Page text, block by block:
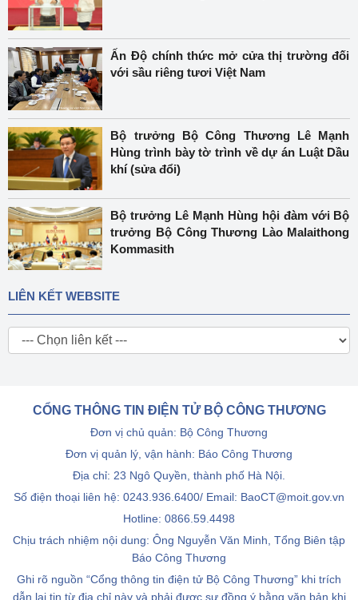
Ấn Độ chính thức mở cửa thị trường đối
với sầu riêng tươi Việt Nam
Bộ trưởng Bộ Công Thương Lê Mạnh
Hùng trình bày tờ trình về dự án Luật Dầu
khí (sửa đổi)
Bộ trưởng Lê Mạnh Hùng hội đàm với Bộ
trưởng Bộ Công Thương Lào Malaithong
Kommasith
LIÊN KẾT WEBSITE
CỔNG THÔNG TIN ĐIỆN TỬ BỘ CÔNG THƯƠNG
Đơn vị chủ quản: Bộ Công Thương
Đơn vị quản lý, vận hành: Báo Công Thương
Địa chỉ: 23 Ngô Quyền, thành phố Hà Nội.
Số điện thoại liên hệ: 0243.936.6400/ Email: BaoCT@moit.gov.vn
Hotline: 0866.59.4498
Chịu trách nhiệm nội dung: Ông Nguyễn Văn Minh, Tổng Biên tập
Báo Công Thương
Ghi rõ nguồn “Cổng thông tin điện tử Bộ Công Thương” khi trích
dẫn lại tin từ địa chỉ này và phải được sự đồng ý bằng văn bản khi